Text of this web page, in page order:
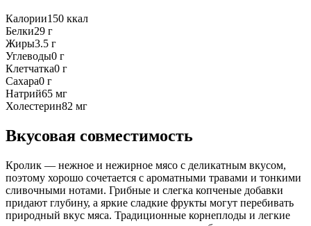
Калории150 ккал
Белки29 г
Жиры3.5 г
Углеводы0 г
Клетчатка0 г
Сахара0 г
Натрий65 мг
Холестерин82 мг
Вкусовая совместимость
Кролик — нежное и нежирное мясо с деликатным вкусом,
поэтому хорошо сочетается с ароматными травами и тонкими
сливочными нотами. Грибные и слегка копченые добавки
придают глубину, а яркие сладкие фрукты могут перебивать
природный вкус мяса. Традиционные корнеплоды и легкие